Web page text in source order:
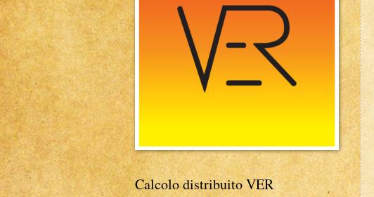
Calcolo distribuito VER